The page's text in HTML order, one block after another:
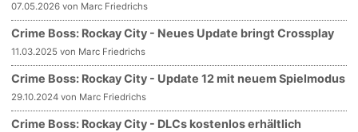
07.05.2026 von Marc Friedrichs
Crime Boss: Rockay City - Neues Update bringt Crossplay
11.03.2025 von Marc Friedrichs
Crime Boss: Rockay City - Update 12 mit neuem Spielmodus
29.10.2024 von Marc Friedrichs
Crime Boss: Rockay City - DLCs kostenlos erhältlich